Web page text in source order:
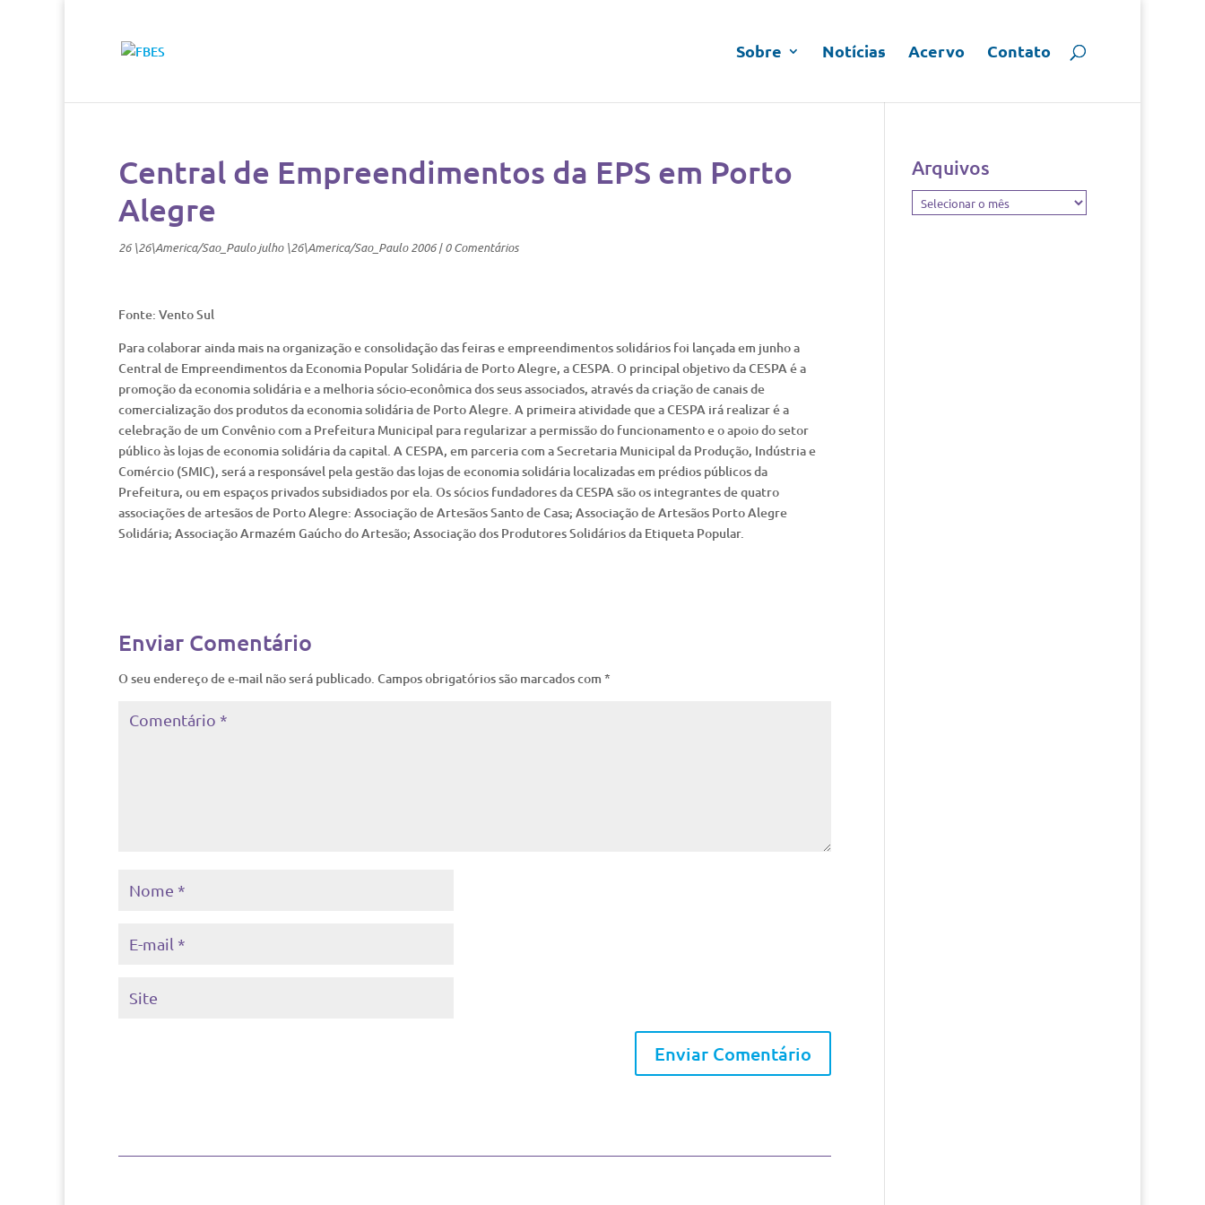
Sobre Notícias Acervo Contato
Central de Empreendimentos da EPS em Porto
Alegre
26 \26\America/Sao_Paulo julho \26\America/Sao_Paulo 2006|0 Comentários
Fonte: Vento Sul
Para colaborar ainda mais na organização e consolidação das feiras e empreendimentos solidários foi lançada em junho a
Central de Empreendimentos da Economia Popular Solidária de Porto Alegre, a CESPA. O principal objetivo da CESPA é a
promoção da economia solidária e a melhoria sócio-econômica dos seus associados, através da criação de canais de
comercialização dos produtos da economia solidária de Porto Alegre. A primeira atividade que a CESPA irá realizar é a
celebração de um Convênio com a Prefeitura Municipal para regularizar a permissão do funcionamento e o apoio do setor
público às lojas de economia solidária da capital. A CESPA, em parceria com a Secretaria Municipal da Produção, Indústria e
Comércio (SMIC), será a responsável pela gestão das lojas de economia solidária localizadas em prédios públicos da
Prefeitura, ou em espaços privados subsidiados por ela. Os sócios fundadores da CESPA são os integrantes de quatro
associações de artesãos de Porto Alegre: Associação de Artesãos Santo de Casa; Associação de Artesãos Porto Alegre
Solidária; Associação Armazém Gaúcho do Artesão; Associação dos Produtores Solidários da Etiqueta Popular.
Enviar Comentário
O seu endereço de e-mail não será publicado. Campos obrigatórios são marcados com *
Arquivos
Arquivos